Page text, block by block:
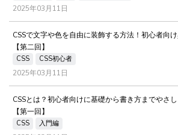
2025年03月11日
CSSで文字や色を自由に装飾する方法！初心者向
【第二回】
CSS CSS初心者
2025年03月11日
CSSとは？初心者向けに基礎から書き方までやさし
【第一回】
CSS 入門編